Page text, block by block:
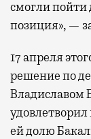
смогли пойти
позиция», —
17 апреля
решение по
Владиславом
ей долю